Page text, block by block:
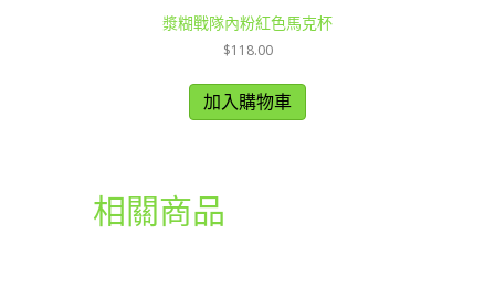
漿糊戰隊內粉紅色馬克杯
$118.00
加入購物車
相關商品